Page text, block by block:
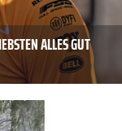
­ALLES GUT